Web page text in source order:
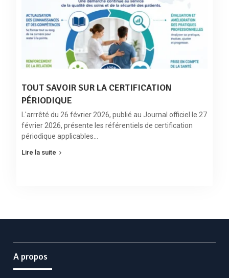
TOUT SAVOIR SUR LA CERTIFICATION
PÉRIODIQUE
L'arrrêté du 26 février 2026, publié au Journal officiel le 27
février 2026, présente les référentiels de certification
périodique applicables…
Lire la suite
A propos